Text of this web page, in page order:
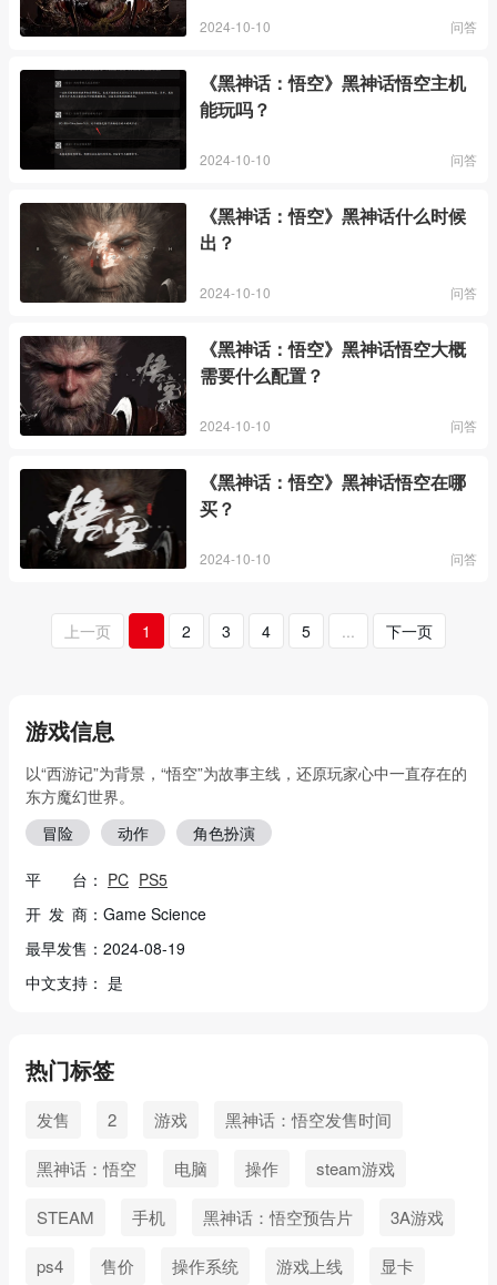
2024-10-10 问答
《黑神话：悟空》黑神话悟空主机
能玩吗？
2024-10-10 问答
《黑神话：悟空》黑神话什么时候
出？
2024-10-10 问答
《黑神话：悟空》黑神话悟空大概
需要什么配置？
2024-10-10 问答
《黑神话：悟空》黑神话悟空在哪
买？
2024-10-10 问答
上一页 1 2 3 4 5 ... 下一页
游戏信息
以“西游记”为背景，“悟空”为故事主线，还原玩家心中一直存在的
东方魔幻世界。
冒险
动作 角色扮演
平 台： PC PS5
开 发 商：Game Science
最早发售：2024-08-19
中文支持： 是
热门标签
发售 2 游戏 黑神话：悟空发售时间
黑神话：悟空 电脑 操作 steam游戏
STEAM 手机 黑神话：悟空预告片 3A游戏
ps4 售价 操作系统 游戏上线 显卡